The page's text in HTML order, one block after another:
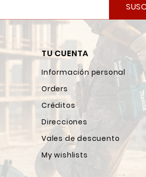
TU CUENTA
Información personal
Orders
Créditos
Direcciones
Vales de descuento
My wishlists